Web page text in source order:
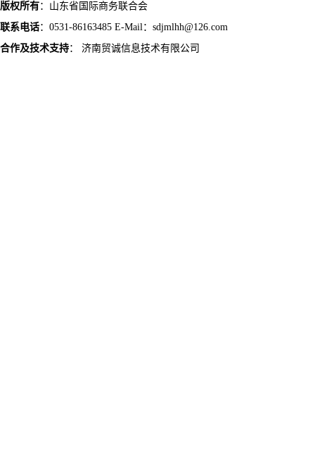
版权所有：山东省国际商务联合会
联系电话：0531-86163485 E-Mail：sdjmlhh@126.com
合作及技术支持： 济南贸诚信息技术有限公司